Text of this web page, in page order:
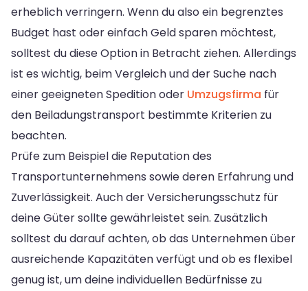
erheblich verringern. Wenn du also ein begrenztes
Budget hast oder einfach Geld sparen möchtest,
solltest du diese Option in Betracht ziehen. Allerdings
ist es wichtig, beim Vergleich und der Suche nach
einer geeigneten Spedition oder Umzugsfirma für
den Beiladungstransport bestimmte Kriterien zu
beachten.
Prüfe zum Beispiel die Reputation des
Transportunternehmens sowie deren Erfahrung und
Zuverlässigkeit. Auch der Versicherungsschutz für
deine Güter sollte gewährleistet sein. Zusätzlich
solltest du darauf achten, ob das Unternehmen über
ausreichende Kapazitäten verfügt und ob es flexibel
genug ist, um deine individuellen Bedürfnisse zu